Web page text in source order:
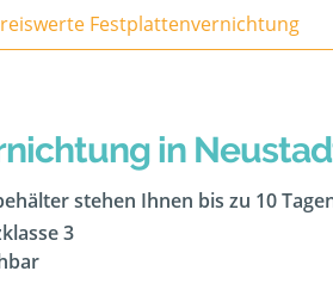
Festplattenvernichtung
in
stehen Ihnen bis zu 10
3